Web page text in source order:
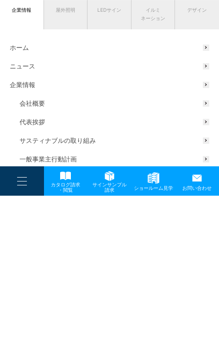
----
----
-
カタログ請求
・閲覧
サインサンプル
請求
ショールーム見学 お問い合わせ
企業情報 屋外照明 LEDサイン
イルミ
ネーション
デザイン
ホーム
ニュース
企業情報
会社概要
代表挨拶
サスティナブルの取り組み
一般事業主行動計画